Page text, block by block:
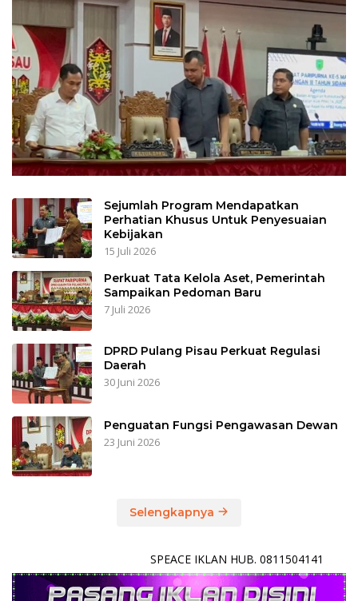
Sejumlah Program Mendapatkan
Perhatian Khusus Untuk Penyesuaian
Kebijakan
15 Juli 2026
Perkuat Tata Kelola Aset, Pemerintah
Sampaikan Pedoman Baru
7 Juli 2026
DPRD Pulang Pisau Perkuat Regulasi
Daerah
30 Juni 2026
Penguatan Fungsi Pengawasan Dewan
23 Juni 2026
Selengkapnya
SPEACE IKLAN HUB. 0811504141